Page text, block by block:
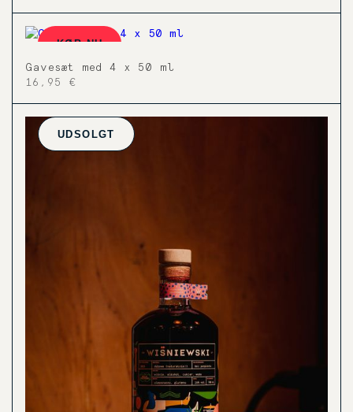
KØB NU
Gavesæt med 4 x 50 ml
16,95 €
UDSOLGT